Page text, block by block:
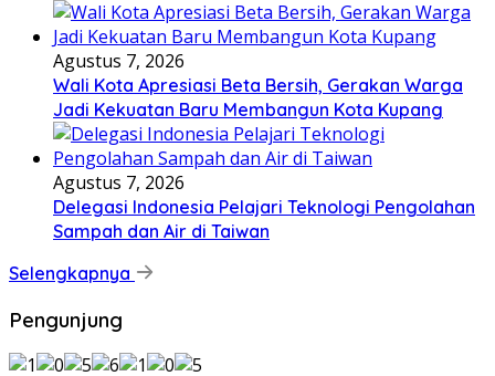
Agustus 7, 2026
Wali Kota Apresiasi Beta Bersih, Gerakan Warga
Jadi Kekuatan Baru Membangun Kota Kupang
Agustus 7, 2026
Delegasi Indonesia Pelajari Teknologi Pengolahan
Sampah dan Air di Taiwan
Selengkapnya
Pengunjung